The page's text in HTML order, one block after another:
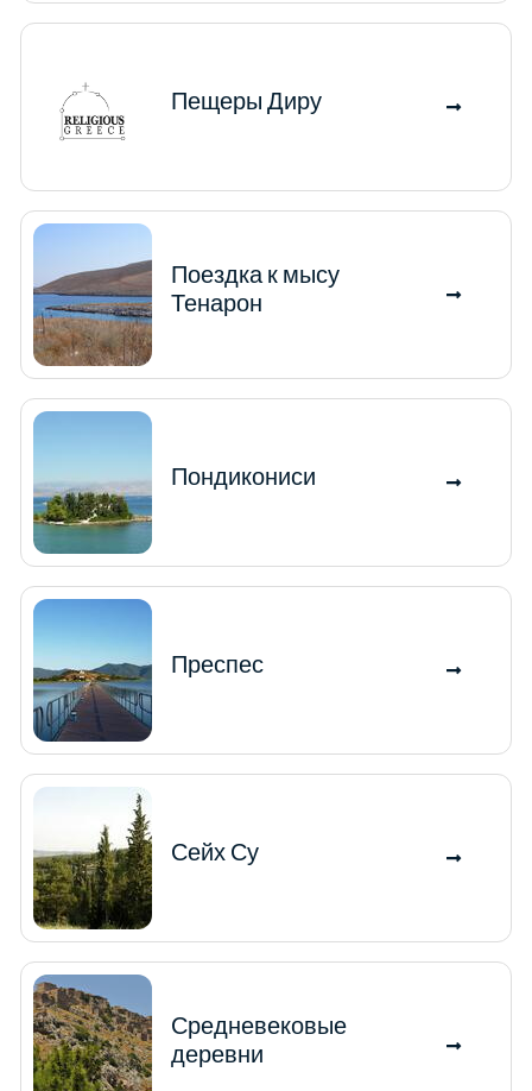
Пещеры Диру
Поездка к мысу
Тенарон
Пондикониси
Преспес
Сейх Су
Средневековые
деревни